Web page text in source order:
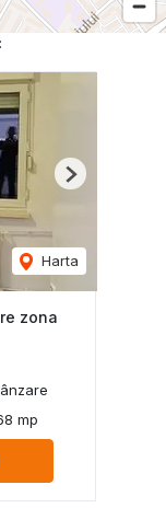
Harta
Next
zona
mp